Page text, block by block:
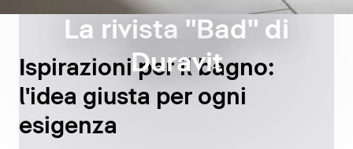
La rivista "Bad" di
Duravit
Ispirazioni per il bagno:
l'idea giusta per ogni
esigenza